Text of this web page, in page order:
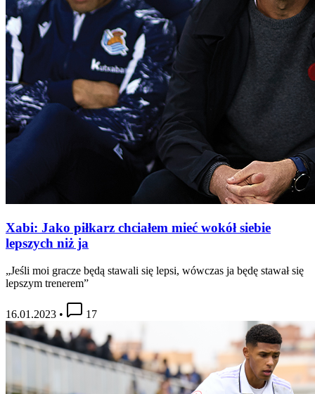
Xabi: Jako piłkarz chciałem mieć wokół siebie
lepszych niż ja
„Jeśli moi gracze będą stawali się lepsi, wówczas ja będę stawał się
lepszym trenerem”
16.01.2023 • 17